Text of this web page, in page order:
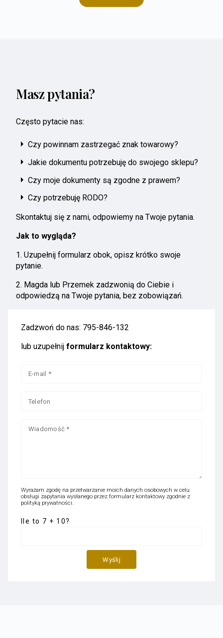
Masz pytania?
Często pytacie nas:
Czy powinnam zastrzegać znak towarowy?
Jakie dokumentu potrzebuję do swojego sklepu?
Czy moje dokumenty są zgodne z prawem?
Czy potrzebuję RODO?
Skontaktuj się z nami, odpowiemy na Twoje pytania.
Jak to wygląda?
1. Uzupełnij formularz obok, opisz krótko swoje
pytanie.
2. Magda lub Przemek zadzwonią do Ciebie i
odpowiedzą na Twoje pytania, bez zobowiązań.
Zadzwoń do nas: 795-846-132
lub uzupełnij formularz kontaktowy:
Wyrażam zgodę na przetwarzanie moich danych osobowych w celu
obsługi zapytania wysłanego przez formularz kontaktowy zgodnie z
polityką prywatności.
Ile to 7 + 10?